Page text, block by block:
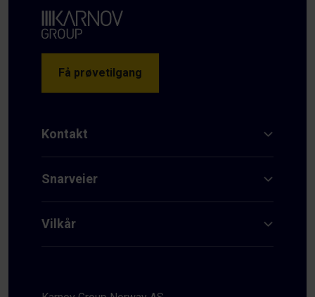
Få prøvetilgang
Kontakt
Snarveier
Vilkår